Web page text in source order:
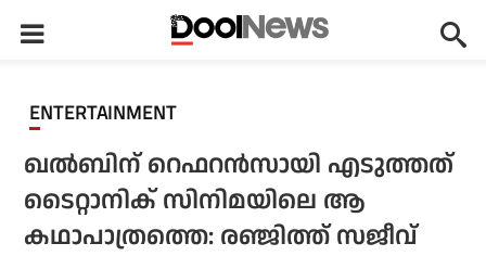
ENTERTAINMENT
ഖല്‍ബിന് റെഫറന്‍സായി എടുത്തത്
ടൈറ്റാനിക് സിനിമയിലെ ആ
കഥാപാത്രത്തെ: രഞ്ജിത്ത് സജീവ്